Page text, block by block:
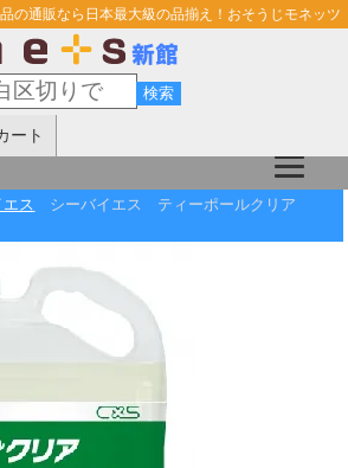
の通販なら日本最大級の品揃え！おそうじモネッツ
ート
エス
シーバイエス ティーポールクリア